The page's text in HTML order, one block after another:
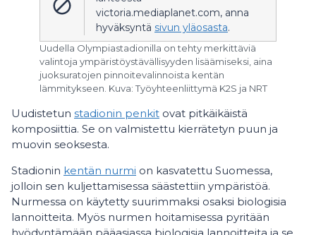
victoria.mediaplanet.com, anna
hyväksyntä sivun yläosasta.
Uudella Olympiastadionilla on tehty merkittäviä
valintoja ympäristöystävällisyyden lisäämiseksi, aina
juoksuratojen pinnoitevalinnoista kentän
lämmitykseen. Kuva: Työyhteenliittymä K2S ja NRT
Uudistetun stadionin penkit ovat pitkäikäistä
komposiittia. Se on valmistettu kierrätetyn puun ja
muovin seoksesta.
Stadionin kentän nurmi on kasvatettu Suomessa,
jolloin sen kuljettamisessa säästettiin ympäristöä.
Nurmessa on käytetty suurimmaksi osaksi biologisia
lannoitteita. Myös nurmen hoitamisessa pyritään